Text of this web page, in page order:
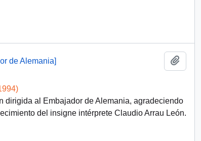
de Alemania]
dirigida al Embajador de Alemania, agradeciendo
del insigne intérprete Claudio Arrau León.